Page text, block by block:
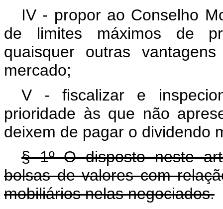
IV - propor ao Conselho
de limites máximos de
quaisquer outras
mercado;
V - fiscalizar e
prioridade às que não
deixem de pagar o dividendo
§ 1º O disposto neste
bolsas de valores com
mobiliários nelas negociados.